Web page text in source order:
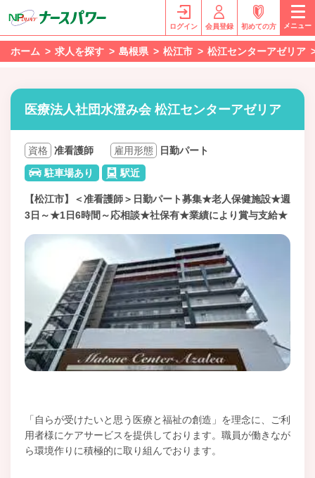
ログイン 会員登録 初めての方 メニュー
ホーム 求人を探す 島根県 松江市 松江センターアゼリア
医療法人社団水澄み会 松江センターアゼリア
資格 准看護師 雇用形態
日勤パート
駐車場あり
駅近
【松江市】＜准看護師＞日勤パート募集★老人保健施設★週
3日～★1日6時間～応相談★社保有★業績により賞与支給★
「自らが受けたいと思う医療と福祉の創造」を理念に、ご利
用者様にケアサービスを提供しております。職員が働きなが
ら環境作りに積極的に取り組んでおります。